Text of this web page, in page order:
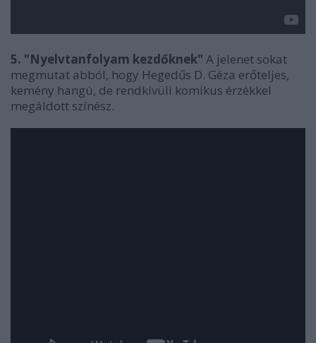
5. "Nyelvtanfolyam kezdőknek" A jelenet sokat
megmutat abból, hogy Hegedűs D. Géza erőteljes,
kemény hangú, de rendkívüli komikus érzékkel
megáldott színész.